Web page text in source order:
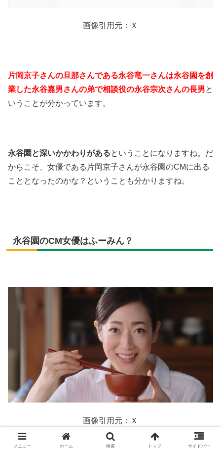
画像引用元：Ｘ
片岡京子さんの旦那さんである永谷竜一さんは永谷園を創
業した永谷嘉男さんの弟で相談役の永谷宗次さんの長男と
いうことが分かっています。
永谷園と深いかかわりがあるということになりますね。だ
からこそ、女優である片岡京子さんが永谷園のCMに出る
こととなったのかな？ということも分かりますね。
永谷園のCM女優はふーみん？
画像引用元：Ｘ
メニュー ホーム 検索 トップ サイドバー